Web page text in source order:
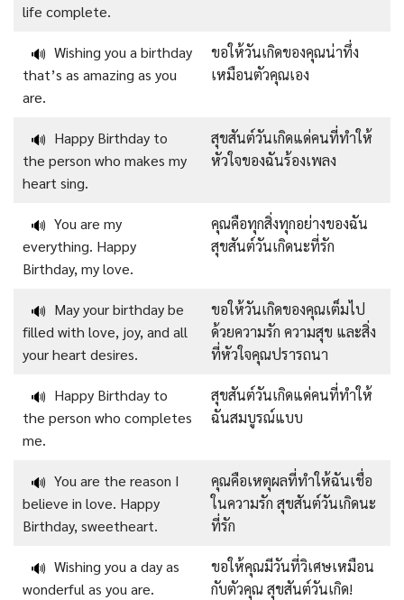
life complete.
🔊 Wishing you a birthday
that’s as amazing as you
are.
ขอให้วันเกิดของคุณน่าทึ่ง
เหมือนตัวคุณเอง
🔊 Happy Birthday to
the person who makes my
heart sing.
สุขสันต์วันเกิดแด่คนที่ทำให้
หัวใจของฉันร้องเพลง
🔊 You are my
everything. Happy
Birthday, my love.
คุณคือทุกสิ่งทุกอย่างของฉัน
สุขสันต์วันเกิดนะที่รัก
🔊 May your birthday be
filled with love, joy, and all
your heart desires.
ขอให้วันเกิดของคุณเต็มไป
ด้วยความรัก ความสุข และสิ่ง
ที่หัวใจคุณปรารถนา
🔊 Happy Birthday to
the person who completes
me.
สุขสันต์วันเกิดแด่คนที่ทำให้
ฉันสมบูรณ์แบบ
🔊 You are the reason I
believe in love. Happy
Birthday, sweetheart.
คุณคือเหตุผลที่ทำให้ฉันเชื่อ
ในความรัก สุขสันต์วันเกิดนะ
ที่รัก
🔊 Wishing you a day as
wonderful as you are.
ขอให้คุณมีวันที่วิเศษเหมือน
กับตัวคุณ สุขสันต์วันเกิด!